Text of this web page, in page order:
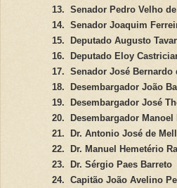
13. Senador Pedro Velho
14. Senador Joaquim
15. Deputado Augusto
16. Deputado Eloy
17. Senador José Bernardo
18. Desembargador João
19. Desembargador José
20. Desembargador Manoel
21. Dr. Antonio José de
22. Dr. Manuel Hemetério
23. Dr. Sérgio Paes Barreto
24. Capitão João Avelino